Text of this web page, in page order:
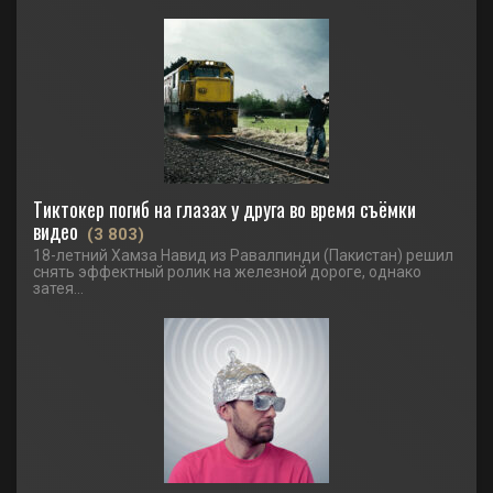
Тиктокер погиб на глазах у друга во время съёмки
видео (3 803)
18-летний Хамза Навид из Равалпинди (Пакистан) решил
снять эффектный ролик на железной дороге, однако
затея...